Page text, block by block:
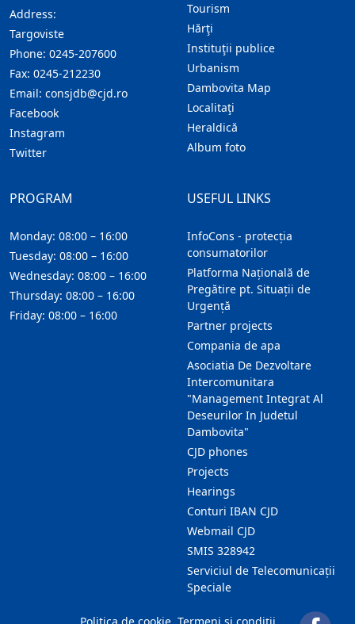
Address:
Targoviste
Phone: 0245-207600
Fax: 0245-212230
Email: consjdb@cjd.ro
Facebook
Instagram
Twitter
Tourism
Hărţi
Instituţii publice
Urbanism
Dambovita Map
Localitaţi
Heraldică
Album foto
USEFUL LINKS
InfoCons - protecția
consumatorilor
Platforma Națională de
Pregătire pt. Situații de
Urgență
Partner projects
Compania de apa
Asociatia De Dezvoltare
Intercomunitara
"Management Integrat Al
Deseurilor In Judetul
Dambovita"
CJD phones
Projects
Hearings
Conturi IBAN CJD
Webmail CJD
SMIS 328942
Serviciul de Telecomunicații
Speciale
PROGRAM
Monday: 08:00 – 16:00
Tuesday: 08:00 – 16:00
Wednesday: 08:00 – 16:00
Thursday: 08:00 – 16:00
Friday: 08:00 – 16:00